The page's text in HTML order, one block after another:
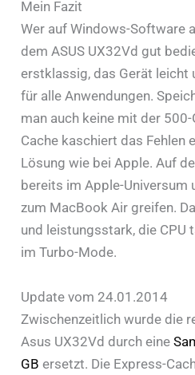
Mein Fazit
Wer auf Windows-Software
dem ASUS UX32Vd gut
erstklassig, das Gerät leicht
für alle Anwendungen.
man auch keine mit der
Cache kaschiert das Fehlen
Lösung wie bei Apple. Auf
bereits im Apple-Universum
zum MacBook Air greifen.
und leistungsstark, die CPU
im Turbo-Mode.
Update vom 24.01.2014
Zwischenzeitlich wurde die
Asus UX32Vd durch eine
GB ersetzt. Die Express-